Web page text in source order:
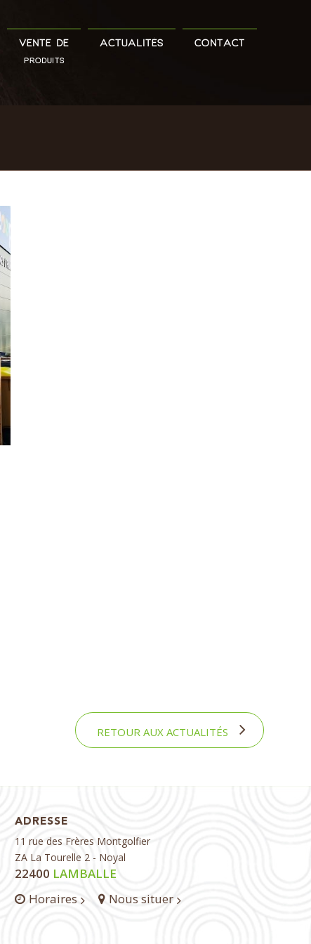
VENTE DE
PRODUITS
ACTUALITÉS CONTACT
RETOUR AUX ACTUALITÉS
ADRESSE
11 rue des Frères Montgolfier
ZA La Tourelle 2 - Noyal
22400 LAMBALLE
Horaires
Nous situer